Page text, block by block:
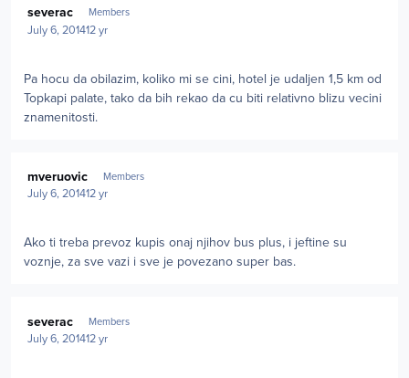
severac Members
July 6, 201412 yr
Pa hocu da obilazim, koliko mi se cini, hotel je udaljen 1,5 km od
Topkapi palate, tako da bih rekao da cu biti relativno blizu vecini
znamenitosti.
mveruovic Members
July 6, 201412 yr
Ako ti treba prevoz kupis onaj njihov bus plus, i jeftine su
voznje, za sve vazi i sve je povezano super bas.
severac Members
July 6, 201412 yr